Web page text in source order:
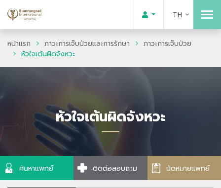
TH
หน้าแรก ภาวะการเจ็บป่วยและการรักษา
ภาวะการเจ็บป่วย
หัวใจเต้นผิดจังหวะ
หัวใจเต้นผิดจังหวะ
ค้นหาแพทย์ ติดต่อสอบถาม นัดหมายแพทย์